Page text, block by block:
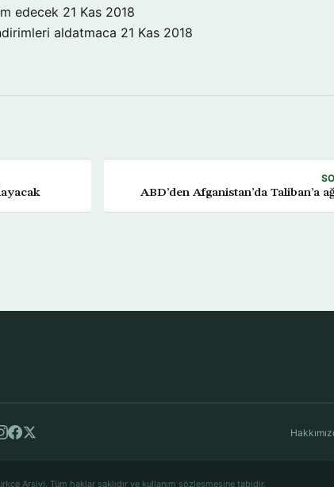
edecek 21 Kas 2018
aldatmaca 21 Kas 2018
ABD’den Afganistan’da Taliban’a
Arşivi. Tüm haklar saklıdır ve kullanım sözleşmesine tabidir.